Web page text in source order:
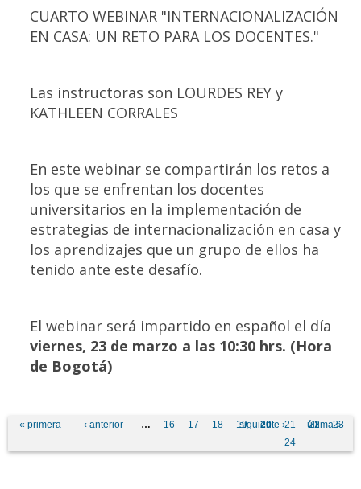
CUARTO WEBINAR "INTERNACIONALIZACIÓN
EN CASA: UN RETO PARA LOS DOCENTES."
Las instructoras son LOURDES REY y
KATHLEEN CORRALES
En este webinar se compartirán los retos a
los que se enfrentan los docentes
universitarios en la implementación de
estrategias de internacionalización en casa y
los aprendizajes que un grupo de ellos ha
tenido ante este desafío.
El webinar será impartido en español el día
viernes, 23 de marzo a las 10:30 hrs. (Hora
de Bogotá)
Pages
« primera ‹ anterior … 16 17 18 19 20 21 22
23
24
siguiente › última »